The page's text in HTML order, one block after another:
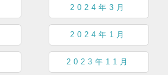
2024年3月
2024年1月
2023年11月